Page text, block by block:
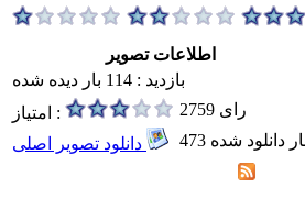
اطلاعات تصویر
بازدید : 114 بار دیده شده
امتیاز :
2759 رای
بار دانلود شده